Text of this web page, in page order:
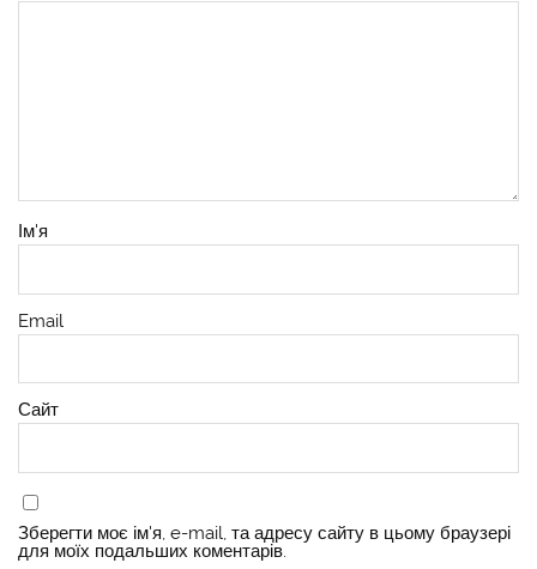
Ім'я
Email
Сайт
Зберегти моє ім'я, e-mail, та адресу сайту в цьому браузері
для моїх подальших коментарів.